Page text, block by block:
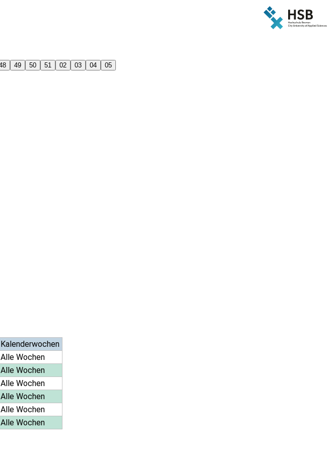
Kalenderwochen
Alle Wochen
Alle Wochen
Alle Wochen
Alle Wochen
Alle Wochen
Alle Wochen